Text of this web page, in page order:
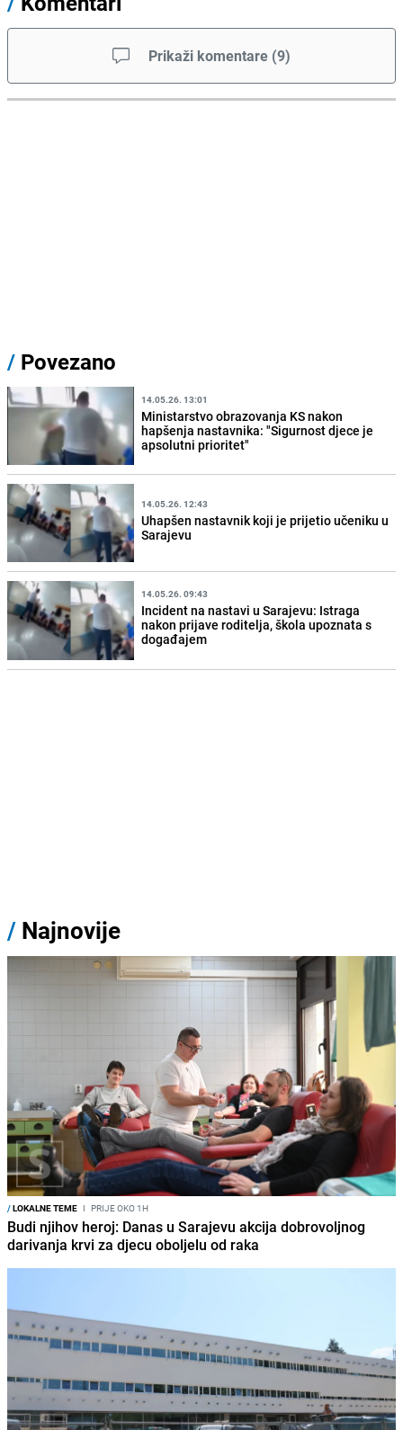
Prikaži komentare (9)
/ Povezano
14.05.26. 13:01
Ministarstvo obrazovanja KS nakon
hapšenja nastavnika: "Sigurnost djece je
apsolutni prioritet"
14.05.26. 12:43
Uhapšen nastavnik koji je prijetio učeniku u
Sarajevu
14.05.26. 09:43
Incident na nastavi u Sarajevu: Istraga
nakon prijave roditelja, škola upoznata s
događajem
/ Najnovije
/LOKALNE TEME I PRIJE OKO 1H
Budi njihov heroj: Danas u Sarajevu akcija dobrovoljnog
darivanja krvi za djecu oboljelu od raka